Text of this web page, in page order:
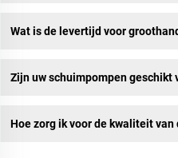
Wat is de levertijd voor
Zijn uw schuimpompen geschikt
Hoe zorg ik voor de kwaliteit